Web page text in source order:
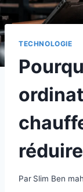
TECHNOLOGIE
Par Slim Ben